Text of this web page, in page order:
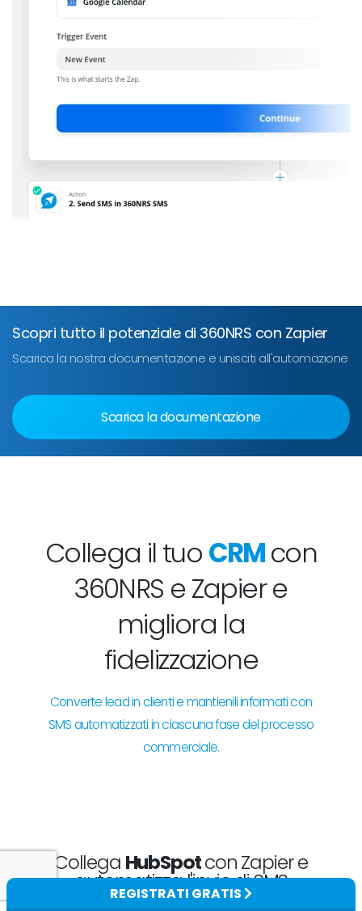
REGISTRATI GRATIS
Scopri tutto il potenziale di 360NRS con Zapier
Scarica la nostra documentazione e unisciti all'automazione
Scarica la documentazione
Collega il tuo CRMcon
360NRS e Zapier e
migliora la
fidelizzazione
Converte lead in clienti e mantienili informati con
SMS automatizzati in ciascuna fase del processo
commerciale.
Collega HubSpotcon Zapier e
automatizza l'invio di SMS
Notifica promozioni, nuovi prodotti e supporto